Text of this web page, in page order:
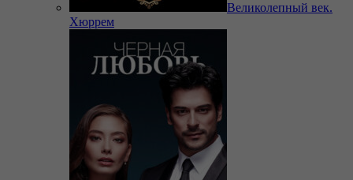
Великолепный век.
Хюррем